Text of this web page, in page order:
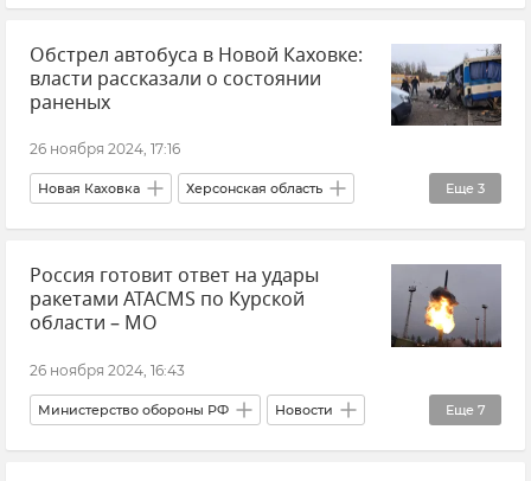
Происшествия Новости Стихия
Обстрел автобуса в Новой Каховке:
власти рассказали о состоянии
раненых
26 ноября 2024, 17:16
Еще 3
Новая Каховка Херсонская область
Минздрав Херсонской области Новости
Происшествия
Россия готовит ответ на удары
ракетами ATACMS по Курской
области – МО
26 ноября 2024, 16:43
Еще 7
Министерство обороны РФ Новости
Ракеты ATACMS Вооруженные силы России